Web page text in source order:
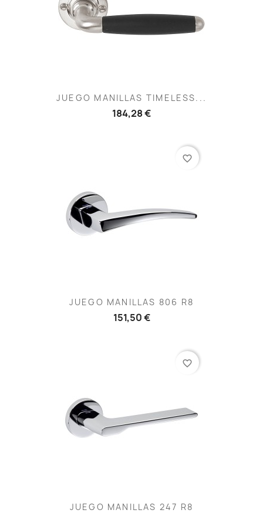
JUEGO MANILLAS TIMELESS...
184,28 €
JUEGO MANILLAS 806 R8
151,50 €
favorite_border
JUEGO MANILLAS 247 R8
favorite_border